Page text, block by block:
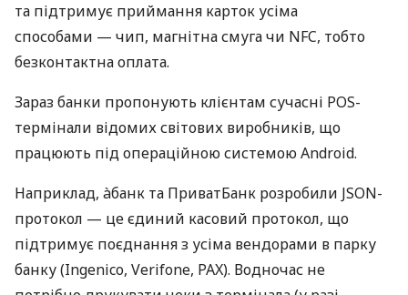
та підтримує приймання карток усіма
способами — чип, магнітна смуга чи NFC, тобто
безконтактна оплата.
Зараз банки пропонують клієнтам сучасні POS-
термінали відомих світових виробників, що
працюють під операційною системою Android.
Наприклад, àбанк та ПриватБанк розробили JSON-
протокол — це єдиний касовий протокол, що
підтримує поєднання з усіма вендорами в парку
банку (Ingenico, Verifone, PAX). Водночас не